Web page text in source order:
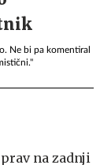
Ne bi pa komentiral
na zadnji